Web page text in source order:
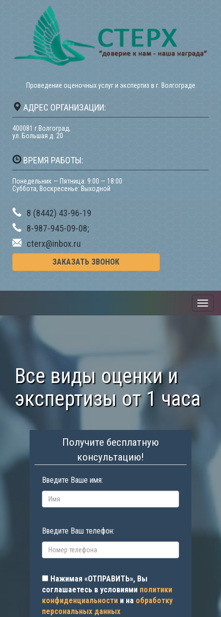
Проведение оценочных услуг и экспертиз в г. Волгограде
АДРЕС ОРГАНИЗАЦИИ:
400081 г.Волгоград,
ул. Большая д. 20
ВРЕМЯ РАБОТЫ:
Понедельник — Пятница: 9:00 — 18:00
Суббота, Воскресенье: Выходной
8 (8442) 43-96-19
8-987-945-09-08;
cterx@inbox.ru
ЗАКАЗАТЬ ЗВОНОК
Все виды оценки и
экспертизы от 1 часа
Получите бесплатную
консультацию!
Введите Ваше имя:
Введите Ваш телефон:
Нажимая «ОТПРАВИТЬ», Вы
соглашаетесь в условиями политики
конфиденциальности
и на обработку
персональных данных